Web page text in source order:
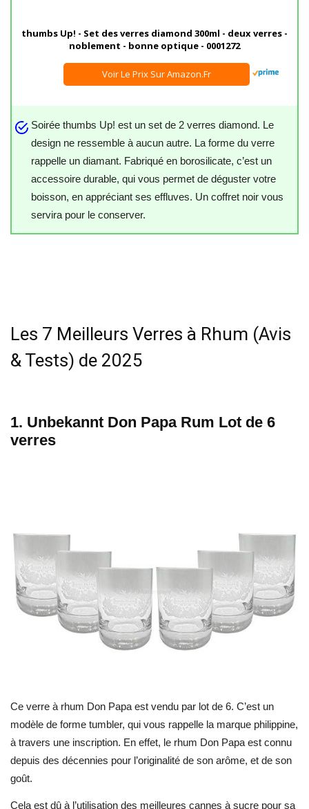
thumbs Up! - Set des verres diamond 300ml - deux verres -
noblement - bonne optique - 0001272
Voir Le Prix Sur Amazon.fr
Soirée thumbs Up! est un set de 2 verres diamond. Le
design ne ressemble à aucun autre. La forme du verre
rappelle un diamant. Fabriqué en borosilicate, c’est un
accessoire durable, qui vous permet de déguster votre
boisson, en appréciant ses effluves. Un coffret noir vous
servira pour le conserver.
Les 7 Meilleurs Verres à Rhum (Avis
& Tests) de 2025
1. Unbekannt Don Papa Rum Lot de 6
verres
Ce verre à rhum Don Papa est vendu par lot de 6. C’est un
modèle de forme tumbler, qui vous rappelle la marque philippine,
à travers une inscription. En effet, le rhum Don Papa est connu
depuis des décennies pour l’originalité de son arôme, et de son
goût.
Cela est dû à l’utilisation des meilleures cannes à sucre pour sa